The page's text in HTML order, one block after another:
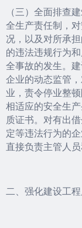
（三）全面排查
全生产责任制，
况，以及对所承
的违法违规行为
全事故的发生。
企业的动态监管
业，责令停业整
相适应的安全生
质证书。对有出
定等违法行为的
直接负责主管人
二、强化建设工